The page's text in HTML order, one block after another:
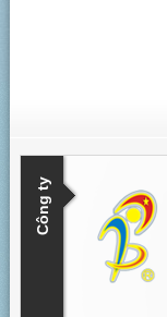
Công ty